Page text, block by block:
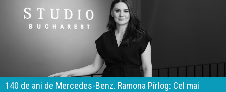
140 de ani de Mercedes-Benz. Ramona Pîrlog: Cel mai